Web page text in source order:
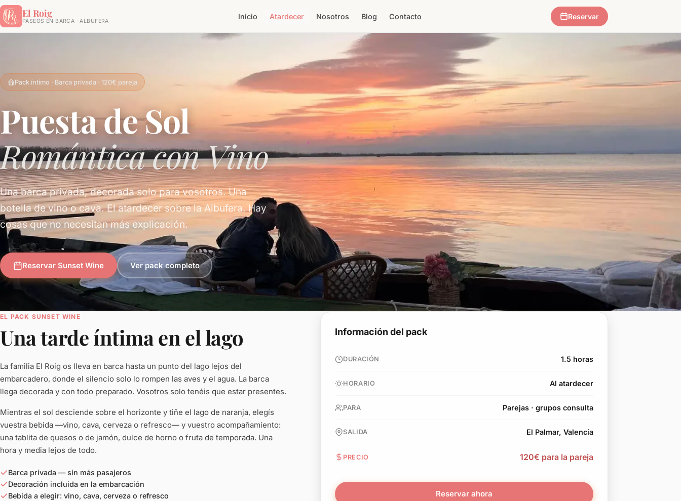
El Roig
PASEOS EN BARCA · ALBUFERA Inicio Atardecer Nosotros Blog Contacto Reservar
Pack íntimo · Barca privada · 120€ pareja
Puesta de Sol
Romántica con Vino
Una barca privada, decorada solo para vosotros. Una
botella de vino o cava. El atardecer sobre la Albufera. Hay
cosas que no necesitan más explicación.
Reservar Sunset Wine Ver pack completo
EL PACK SUNSET WINE
Una tarde íntima en el lago
La familia El Roig os lleva en barca hasta un punto del lago lejos del
embarcadero, donde el silencio solo lo rompen las aves y el agua. La barca
llega decorada y con todo preparado. Vosotros solo tenéis que estar presentes.
Mientras el sol desciende sobre el horizonte y tiñe el lago de naranja, elegís
vuestra bebida —vino, cava, cerveza o refresco— y vuestro acompañamiento:
una tablita de quesos o de jamón, dulce de horno o fruta de temporada. Una
hora y media lejos de todo.
Barca privada — sin más pasajeros
Decoración incluida en la embarcación
Bebida a elegir: vino, cava, cerveza o refresco
Información del pack
DURACIÓN 1.5 horas
HORARIO Al atardecer
PARA Parejas · grupos consulta
SALIDA El Palmar, Valencia
PRECIO 120€ para la pareja
Reservar ahora